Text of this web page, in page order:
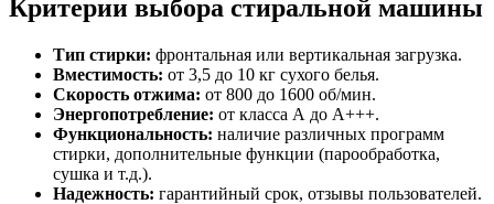
Критерии выбора стиральной машины
Тип стирки: фронтальная или вертикальная загрузка.
Вместимость: от 3,5 до 10 кг сухого белья.
Скорость отжима: от 800 до 1600 об/мин.
Энергопотребление: от класса А до А+++.
Функциональность: наличие различных программ
стирки, дополнительные функции (парообработка,
сушка и т.д.).
Надежность: гарантийный срок, отзывы пользователей.